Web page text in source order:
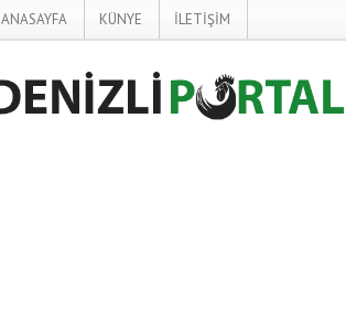
ANASAYFA KÜNYE İLETİŞİM